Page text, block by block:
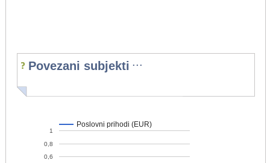
Povezani subjekti ...
Poslovni prihodi (EUR)
0,6
0,8
1